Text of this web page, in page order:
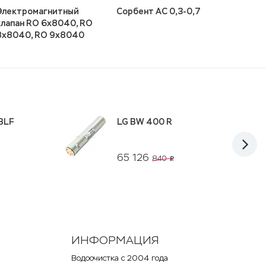
RO 6x8040, RO
RO 9x8040
Сорбент АС 0,3-0,7
65 126 840p
LG BW 400 R
ИНФОРМАЦИЯ
Водоочистка с 2004 года